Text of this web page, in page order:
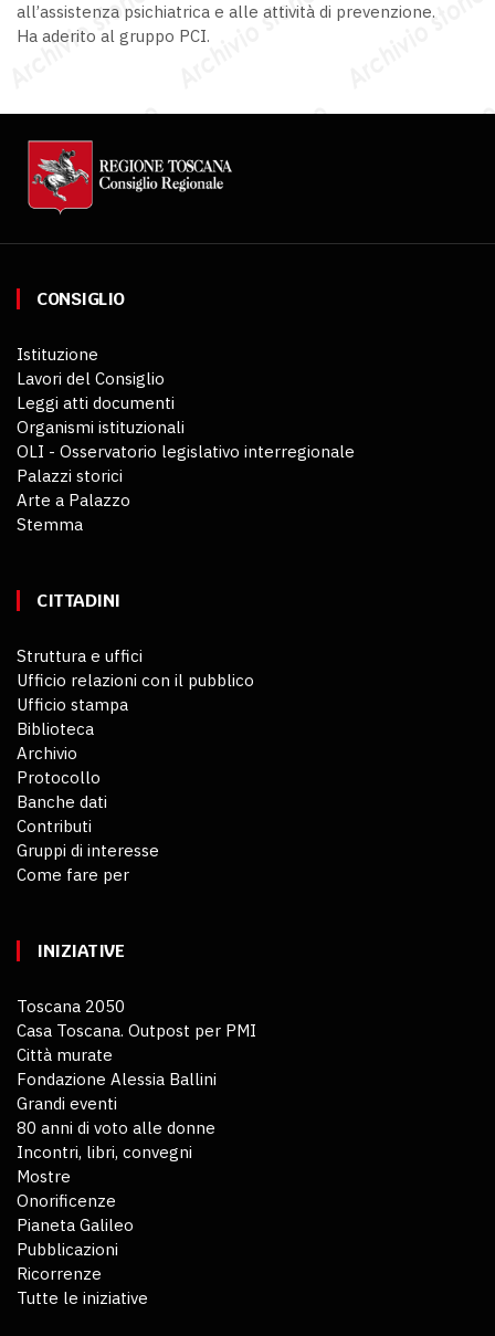
all’assistenza psichiatrica e alle attività di prevenzione.
Ha aderito al gruppo PCI.
CONSIGLIO
Istituzione
Lavori del Consiglio
Leggi atti documenti
Organismi istituzionali
OLI - Osservatorio legislativo interregionale
Palazzi storici
Arte a Palazzo
Stemma
CITTADINI
Struttura e uffici
Ufficio relazioni con il pubblico
Ufficio stampa
Biblioteca
Archivio
Protocollo
Banche dati
Contributi
Gruppi di interesse
Come fare per
INIZIATIVE
Toscana 2050
Casa Toscana. Outpost per PMI
Città murate
Fondazione Alessia Ballini
Grandi eventi
80 anni di voto alle donne
Incontri, libri, convegni
Mostre
Onorificenze
Pianeta Galileo
Pubblicazioni
Ricorrenze
Tutte le iniziative